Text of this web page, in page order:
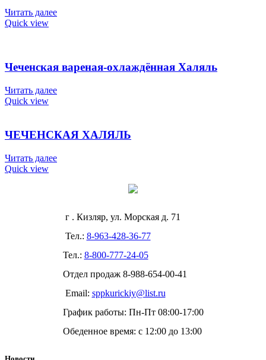
Читать далее
Quick view
Чеченская вареная-охлаждённая Халяль
Читать далее
Quick view
ЧЕЧЕНСКАЯ ХАЛЯЛЬ
Читать далее
Quick view
г . Кизляр, ул. Морская д. 71
Тел.: 8-963-428-36-77
Тел.: 8-800-777-24-05
Отдел продаж 8-988-654-00-41
Email: sppkurickiy@list.ru
График работы: Пн-Пт 08:00-17:00
Обеденное время: с 12:00 до 13:00